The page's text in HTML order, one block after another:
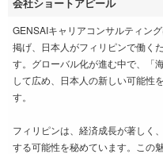
GENSAIキャリアコンサルティン
掲げ、日本人がフィリピンで働く
す。グローバル化が進む中で、「
して広め、日本人の新しい可能性
す。
フィリピンは、経済成長が著しく
する可能性を秘めています。この